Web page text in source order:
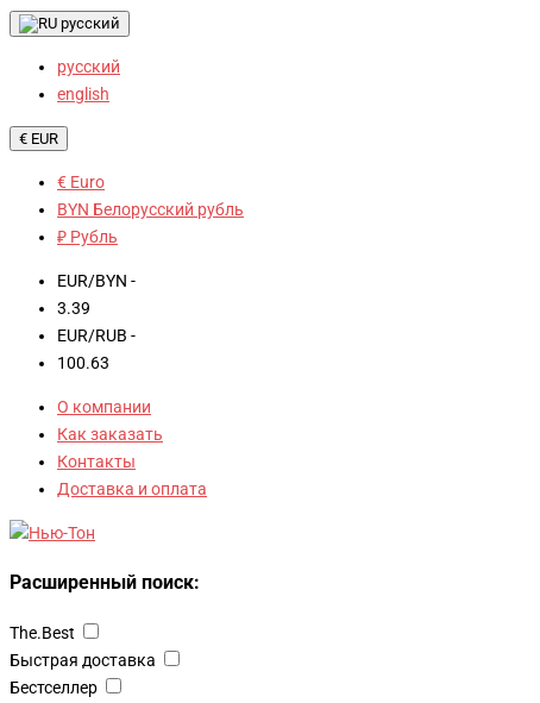
русский
русский
english
€ EUR
€ Euro
BYN Белорусский рубль
₽ Рубль
EUR/BYN -
3.39
EUR/RUB -
100.63
О компании
Как заказать
Контакты
Доставка и оплата
Расширенный поиск:
The.Best
Быстрая доставка
Бестселлер